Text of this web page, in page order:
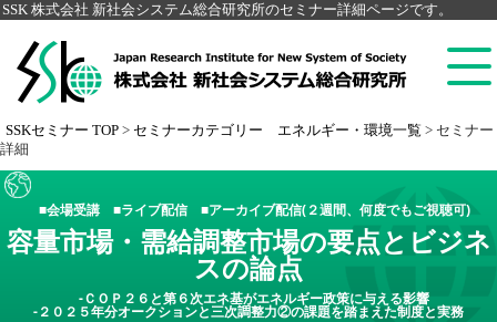
SSK 株式会社 新社会システム総合研究所のセミナー詳細ページです。
SSKセミナー TOP > セミナーカテゴリー エネルギー・環境一覧 > セミナー
詳細
■会場受講 ■ライブ配信 ■アーカイブ配信(２週間、何度でもご視聴可)
容量市場・需給調整市場の要点とビジネ
スの論点
-ＣＯＰ２６と第６次エネ基がエネルギー政策に与える影響
-２０２５年分オークションと三次調整力②の課題を踏まえた制度と実務